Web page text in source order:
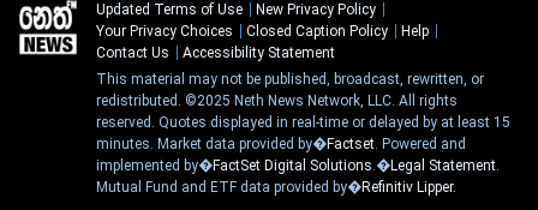
Updated Terms of Use
New Privacy Policy
Your Privacy Choices
Closed Caption Policy
Help
Contact Us
Accessibility Statement
This material may not be published, broadcast, rewritten, or
redistributed. ©2025 Neth News Network, LLC. All rights
reserved. Quotes displayed in real-time or delayed by at least 15
minutes. Market data provided by�Factset. Powered and
implemented by�FactSet Digital Solutions.�Legal Statement.
Mutual Fund and ETF data provided by�Refinitiv Lipper.